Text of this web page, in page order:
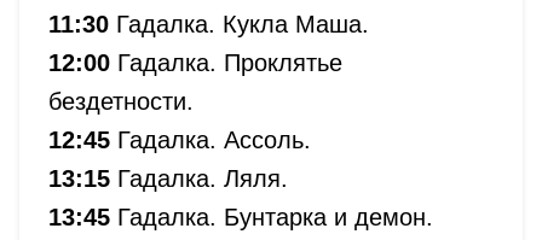
11:30 Гадалка. Кукла Маша.
12:00 Гадалка. Проклятье
бездетности.
12:45 Гадалка. Ассоль.
13:15 Гадалка. Ляля.
13:45 Гадалка. Бунтарка и демон.